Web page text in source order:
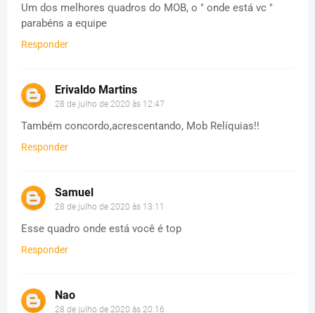
Um dos melhores quadros do MOB, o " onde está vc "
parabéns a equipe
Responder
Erivaldo Martins
28 de julho de 2020 às 12:47
Também concordo,acrescentando, Mob Relíquias!!
Responder
Samuel
28 de julho de 2020 às 13:11
Esse quadro onde está você é top
Responder
Nao
28 de julho de 2020 às 20:16